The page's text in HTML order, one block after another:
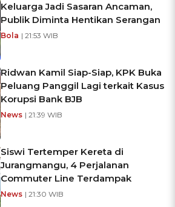
Keluarga Jadi Sasaran Ancaman,
Publik Diminta Hentikan Serangan
Bola | 21:53 WIB
Ridwan Kamil Siap-Siap, KPK Buka
Peluang Panggil Lagi terkait Kasus
Korupsi Bank BJB
News | 21:39 WIB
Siswi Tertemper Kereta di
Jurangmangu, 4 Perjalanan
Commuter Line Terdampak
News | 21:30 WIB